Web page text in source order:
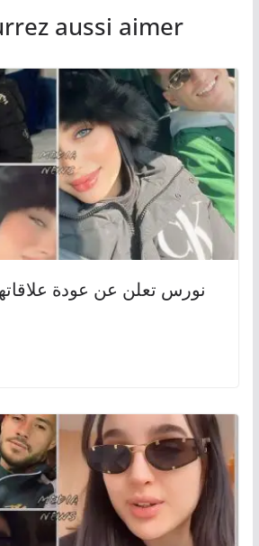
aussi aimer
نورس تعلن عن عودة